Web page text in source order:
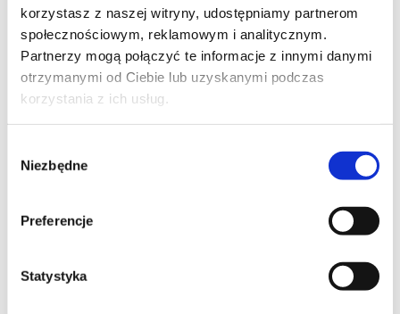
korzystasz z naszej witryny, udostępniamy partnerom
społecznościowym, reklamowym i analitycznym.
Partnerzy mogą połączyć te informacje z innymi danymi
otrzymanymi od Ciebie lub uzyskanymi podczas
korzystania z ich usług.
zgody
Niezbędne
Preferencje
Statystyka
Kontakt
kontakt@czerwonaszpilka.pl